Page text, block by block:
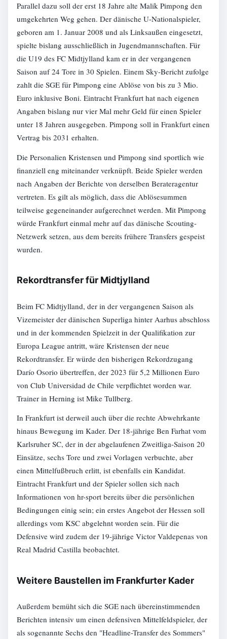
Parallel dazu soll der erst 18 Jahre alte Malik Pimpong den
umgekehrten Weg gehen. Der dänische U-Nationalspieler,
geboren am 1. Januar 2008 und als Linksaußen eingesetzt,
spielte bislang ausschließlich in Jugendmannschaften. Für
die U19 des FC Midtjylland kam er in der vergangenen
Saison auf 24 Tore in 30 Spielen. Einem Sky-Bericht zufolge
zahlt die SGE für Pimpong eine Ablöse von bis zu 3 Mio.
Euro inklusive Boni. Eintracht Frankfurt hat nach eigenen
Angaben bislang nur vier Mal mehr Geld für einen Spieler
unter 18 Jahren ausgegeben. Pimpong soll in Frankfurt einen
Vertrag bis 2031 erhalten.
Die Personalien Kristensen und Pimpong sind sportlich wie
finanziell eng miteinander verknüpft. Beide Spieler werden
nach Angaben der Berichte von derselben Berateragentur
vertreten. Es gilt als möglich, dass die Ablösesummen
teilweise gegeneinander aufgerechnet werden. Mit Pimpong
würde Frankfurt einmal mehr auf das dänische Scouting-
Netzwerk setzen, aus dem bereits frühere Transfers gespeist
wurden.
Rekordtransfer für Midtjylland
Beim FC Midtjylland, der in der vergangenen Saison als
Vizemeister der dänischen Superliga hinter Aarhus abschloss
und in der kommenden Spielzeit in der Qualifikation zur
Europa League antritt, wäre Kristensen der neue
Rekordtransfer. Er würde den bisherigen Rekordzugang
Darío Osorio übertreffen, der 2023 für 5,2 Millionen Euro
von Club Universidad de Chile verpflichtet worden war.
Trainer in Herning ist Mike Tullberg.
In Frankfurt ist derweil auch über die rechte Abwehrkante
hinaus Bewegung im Kader. Der 18-jährige Ben Farhat vom
Karlsruher SC, der in der abgelaufenen Zweitliga-Saison 20
Einsätze, sechs Tore und zwei Vorlagen verbuchte, aber
einen Mittelfußbruch erlitt, ist ebenfalls ein Kandidat.
Eintracht Frankfurt und der Spieler sollen sich nach
Informationen von hr-sport bereits über die persönlichen
Bedingungen einig sein; ein erstes Angebot der Hessen soll
allerdings vom KSC abgelehnt worden sein. Für die
Defensive wird zudem der 19-jährige Victor Valdepenas von
Real Madrid Castilla beobachtet.
Weitere Baustellen im Frankfurter Kader
Außerdem bemüht sich die SGE nach übereinstimmenden
Berichten intensiv um einen defensiven Mittelfeldspieler, der
als sogenannte Sechs den "Headline-Transfer des Sommers"